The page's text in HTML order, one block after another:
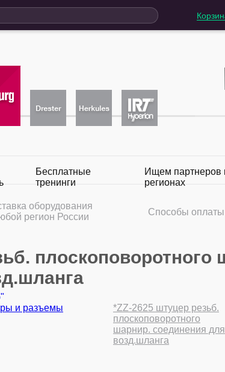
Бесплатные
тренинги
Ищем партнеров
регионах
оборудования
регион России
Способы оплаты
плоскоповоротного
и разъемы
*ZZ-2625 штуцер резьб.
плоскоповоротного
шарнир. соединения для
возд.шланга